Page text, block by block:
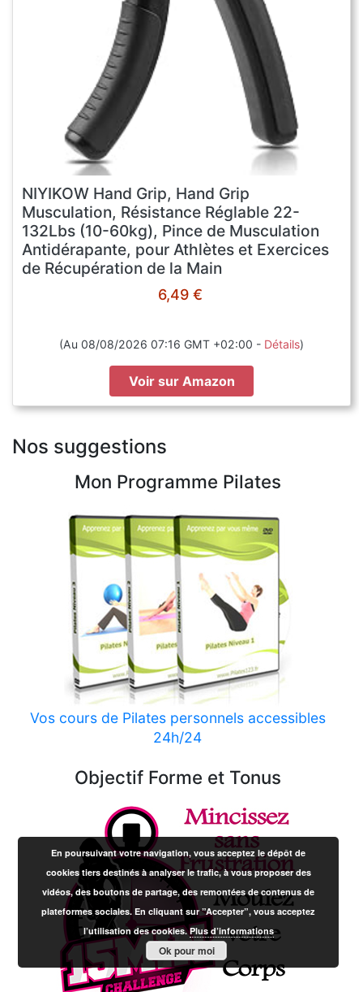
NIYIKOW Hand Grip, Hand Grip
Musculation, Résistance Réglable 22-
132Lbs (10-60kg), Pince de Musculation
Antidérapante, pour Athlètes et Exercices
de Récupération de la Main
6,49 €
(Au 08/08/2026 07:16 GMT +02:00 - Détails)
Voir sur Amazon
Nos suggestions
Mon Programme Pilates
Vos cours de Pilates personnels accessibles
24h/24
Objectif Forme et Tonus
En poursuivant votre navigation, vous acceptez le dépôt de
cookies tiers destinés à analyser le trafic, à vous proposer des
vidéos, des boutons de partage, des remontées de contenus de
plateformes sociales. En cliquant sur ”Accepter”, vous acceptez
l’utilisation des cookies.Plus d’informations
Ok pour moi